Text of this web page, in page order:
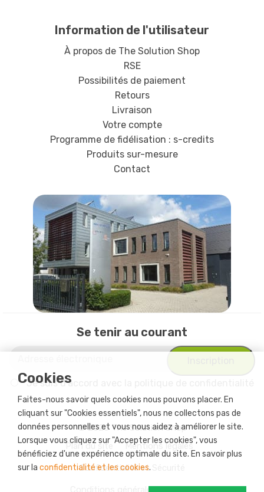
Cookies
Faites-nous savoir quels cookies nous pouvons placer. En
cliquant sur "Cookies essentiels", nous ne collectons pas de
données personnelles et vous nous aidez à améliorer le site.
Lorsque vous cliquez sur "Accepter les cookies", vous
bénéficiez d'une expérience optimale du site. En savoir plus
sur la confidentialité et les cookies.
Information de l'utilisateur
À propos de The Solution Shop
RSE
Possibilités de paiement
Retours
Livraison
Votre compte
Programme de fidélisation : s-credits
Produits sur-mesure
Contact
Se tenir au courant
Je suis d'accord avec
© 2026 The Solution Shop
Plan du site
Mentions légales
Confidentialité et Sécurité
Conditions générales de vente